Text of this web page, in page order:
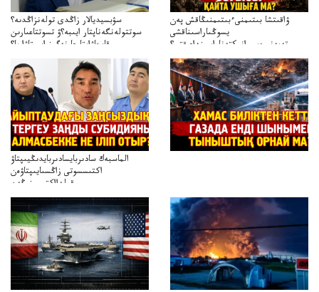
سۋبسيديالار زاڭدى تولەنزاڭدىە؟
سوتتولەنگەناپتار ايىبە؟ۋ تسوتتاعىارىن
قايجاۋاپتارعا نەگىز ايىپتاۋا ما؟
تۇجىرىمدارىنقايتاقاراۋعانەگىزبولاالاما؟
ۋاقىتشا بىتىمنىءبىتىمنىڭاقش پەن
يسوڭىاراسىناقشى
تەپەنىرەسيرانىكتەناراسىنداعىقتى؟
تەكەتىرەسنەلىكتەنقايتاۋشىقتى؟
الماسبەك سادىربايسادىربايدىڭيىپتاۋ
اكتىسسوتى زاڭسىايىپتاۋەن
قولدااكتىسىنىڭەن
ميلليونزاڭسىزدىعىمەنقولدانوسىرىلگەنميلليوندار